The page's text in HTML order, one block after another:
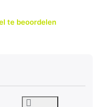
te beoordelen